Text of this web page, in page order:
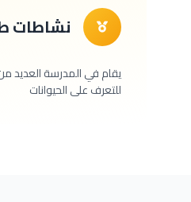
نشاطات
يقام في المدرسة العديد من
للتعرف على الحيوانات